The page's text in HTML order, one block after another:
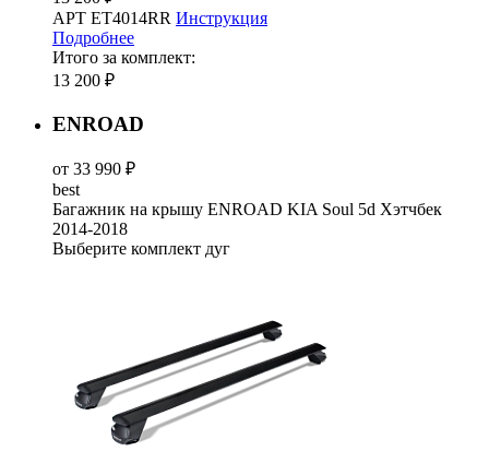
АРТ ET4014RR Инструкция
Подробнее
Итого за комплект:
13 200 ₽
ENROAD
от 33 990 ₽
best
Багажник на крышу ENROAD KIA Soul 5d Хэтчбек
2014-2018
Выберите комплект дуг